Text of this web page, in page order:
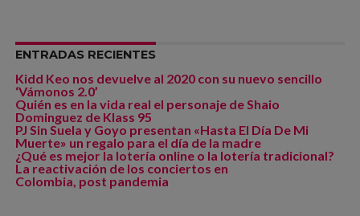
ENTRADAS RECIENTES
Kidd Keo nos devuelve al 2020 con su nuevo sencillo
‘Vámonos 2.0’
Quién es en la vida real el personaje de Shaio
Dominguez de Klass 95
PJ Sin Suela y Goyo presentan «Hasta El Día De Mi
Muerte» un regalo para el día de la madre
¿Qué es mejor la lotería online o la lotería tradicional?
La reactivación de los conciertos en
Colombia, post pandemia